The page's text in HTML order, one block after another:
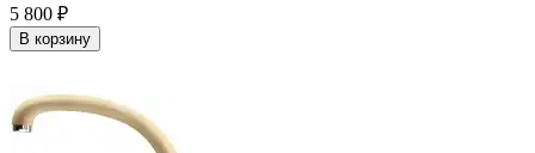
5 800 ₽
В корзину